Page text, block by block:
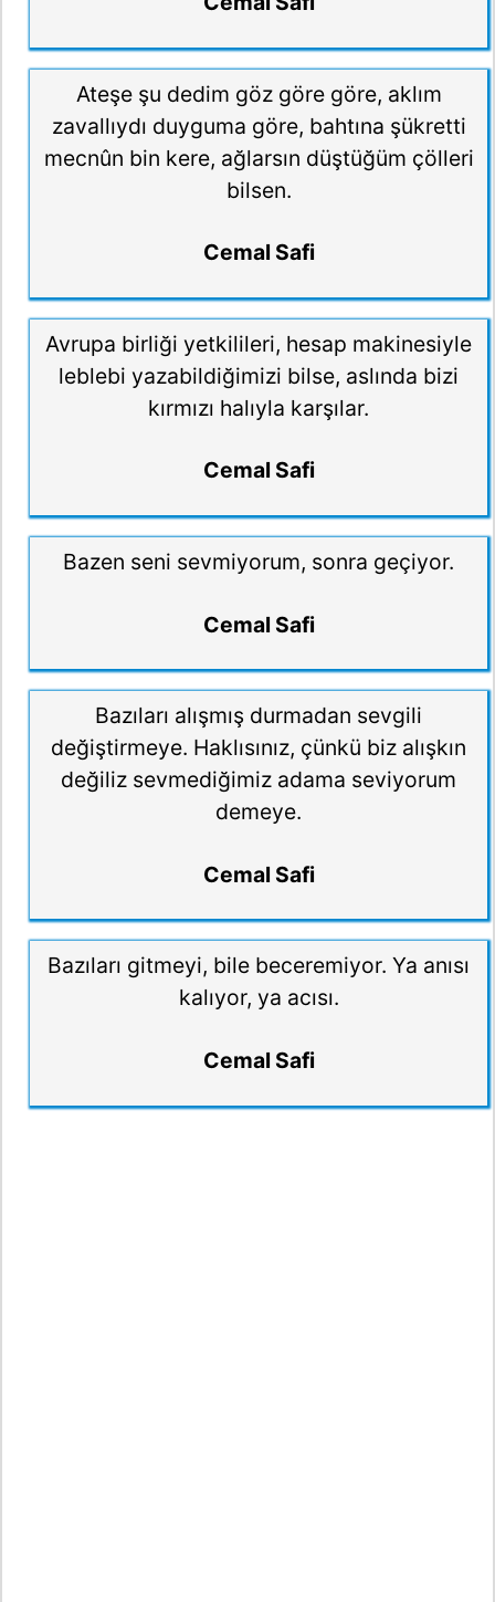
Ateşe şu dedim göz göre göre, aklım
zavallıydı duyguma göre, bahtına şükretti
mecnûn bin kere, ağlarsın düştüğüm çölleri
bilsen.
Cemal Safi
Avrupa birliği yetkilileri, hesap makinesiyle
leblebi yazabildiğimizi bilse, aslında bizi
kırmızı halıyla karşılar.
Cemal Safi
Bazen seni sevmiyorum, sonra geçiyor.
Cemal Safi
Bazıları alışmış durmadan sevgili
değiştirmeye. Haklısınız, çünkü biz alışkın
değiliz sevmediğimiz adama seviyorum
demeye.
Cemal Safi
Bazıları gitmeyi, bile beceremiyor. Ya anısı
kalıyor, ya acısı.
Cemal Safi